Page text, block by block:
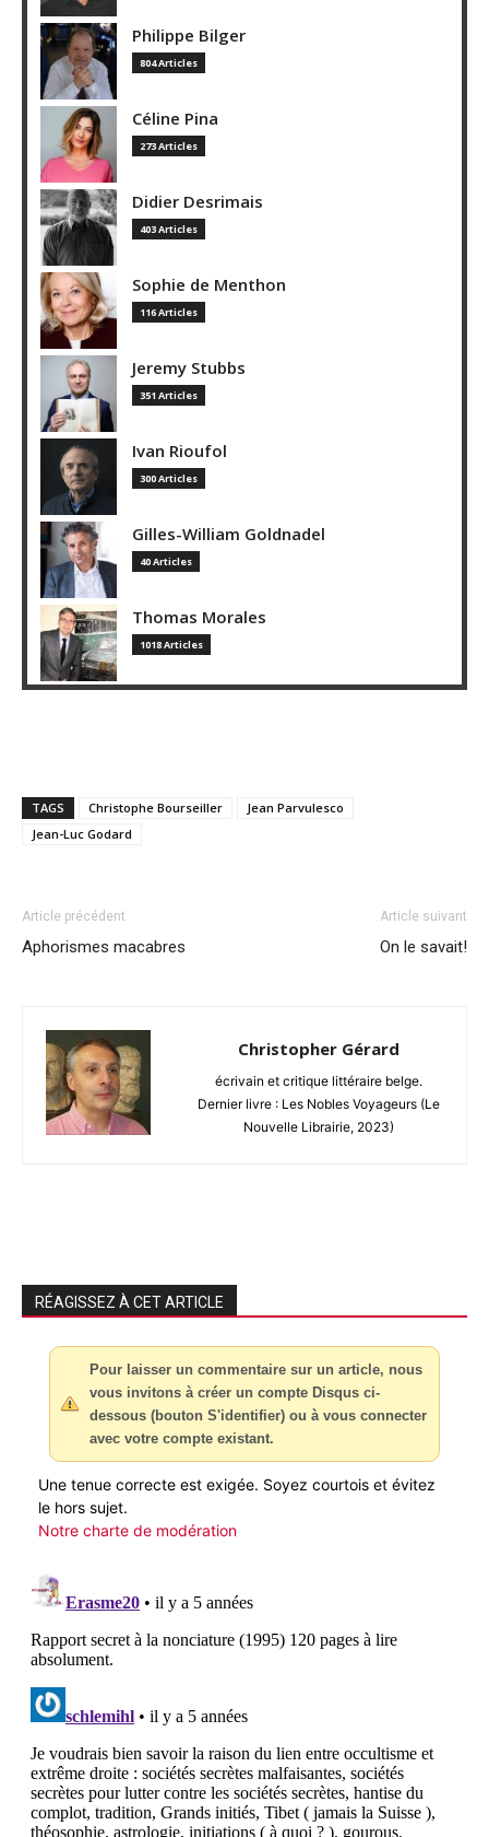
Philippe Bilger
804 Articles
Céline Pina
273 Articles
Didier Desrimais
403 Articles
Sophie de Menthon
116 Articles
Jeremy Stubbs
351 Articles
Ivan Rioufol
300 Articles
Gilles-William Goldnadel
40 Articles
Thomas Morales
1018 Articles
TAGS Christophe Bourseiller
Jean Parvulesco
Jean-Luc Godard
Article précédent
Aphorismes macabres
Article suivant
On le savait!
Christopher Gérard
écrivain et critique littéraire belge.
Dernier livre : Les Nobles Voyageurs (Le
Nouvelle Librairie, 2023)
RÉAGISSEZ À CET ARTICLE
Pour laisser un commentaire sur un article, nous
vous invitons à créer un compte Disqus ci-
dessous (bouton S'identifier) ou à vous connecter
avec votre compte existant.
Une tenue correcte est exigée. Soyez courtois et évitez
le hors sujet.
Notre charte de modération